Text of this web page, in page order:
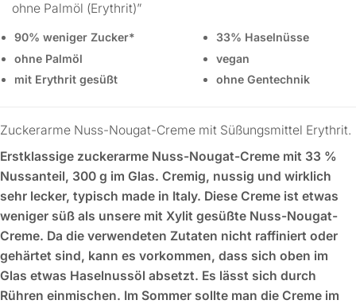
ohne Palmöl (Erythrit)”
90% weniger Zucker*
ohne Palmöl
mit Erythrit gesüßt
33% Haselnüsse
vegan
ohne Gentechnik
Zuckerarme Nuss-Nougat-Creme mit Süßungsmittel Erythrit.
Erstklassige zuckerarme Nuss-Nougat-Creme mit 33 %
Nussanteil, 300 g im Glas. Cremig, nussig und wirklich
sehr lecker, typisch made in Italy. Diese Creme ist etwas
weniger süß als unsere mit Xylit gesüßte Nuss-Nougat-
Creme. Da die verwendeten Zutaten nicht raffiniert oder
gehärtet sind, kann es vorkommen, dass sich oben im
Glas etwas Haselnussöl absetzt. Es lässt sich durch
Rühren einmischen. Im Sommer sollte man die Creme im